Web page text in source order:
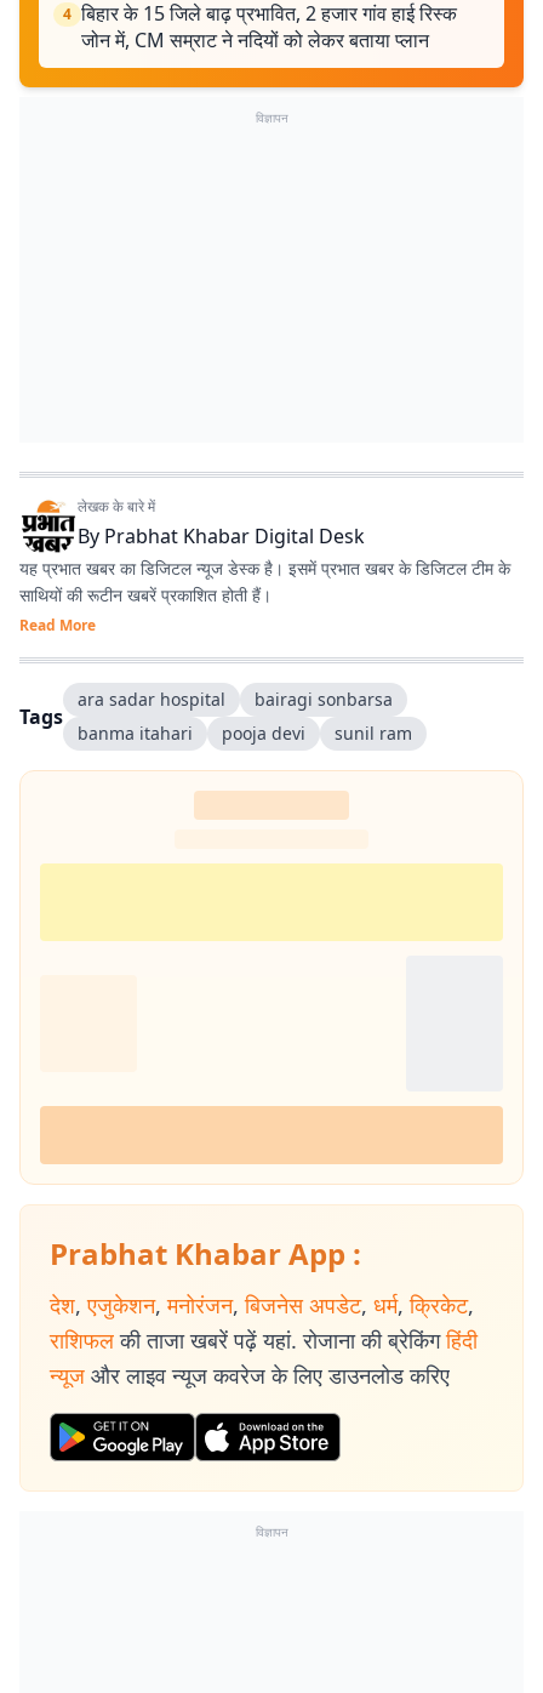
4 बिहार के 15 जिले बाढ़ प्रभावित, 2 हजार गांव हाई रिस्क
जोन में, CM सम्राट ने नदियों को लेकर बताया प्लान
विज्ञापन
लेखक के बारे में
By Prabhat Khabar Digital Desk
यह प्रभात खबर का डिजिटल न्यूज डेस्क है। इसमें प्रभात खबर के डिजिटल टीम के
साथियों की रूटीन खबरें प्रकाशित होती हैं।
Read More
Tags
ara sadar hospital
bairagi sonbarsa
banma itahari
pooja devi sunil ram
Prabhat Khabar App :
देश, एजुकेशन, मनोरंजन, बिजनेस अपडेट, धर्म, क्रिकेट,
राशिफल की ताजा खबरें पढ़ें यहां. रोजाना की ब्रेकिंग हिंदी
न्यूज और लाइव न्यूज कवरेज के लिए डाउनलोड करिए
विज्ञापन